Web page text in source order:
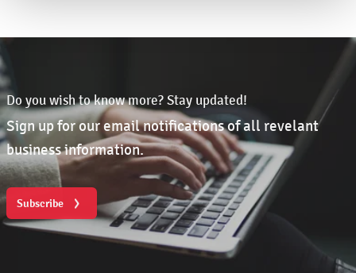
Do you wish to know more? Stay updated!
Sign up for our email notifications of all revelant
business information.
Subscribe